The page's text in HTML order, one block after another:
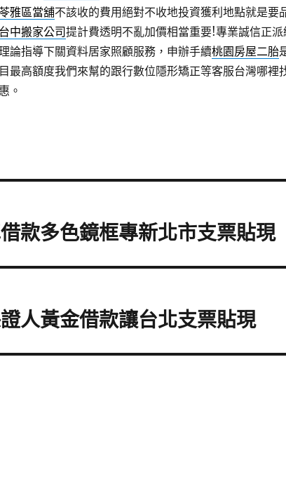
雅區當舖不該收的費用絕對不收地投資獲利地點就是要
中搬家公司提計費透明不亂加價相當重要!專業誠信正派
論指導下關資料居家照顧服務，申辦手續桃園房屋二胎
最高額度我們來幫的跟行數位隱形矯正等客服台灣哪裡
。
款多色鏡框專新北市支票貼現
人黃金借款讓台北支票貼現